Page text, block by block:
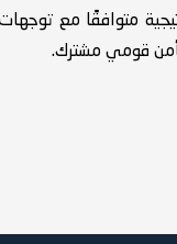
متوافقًا مع توجهات
بأمن قومي مشترك.